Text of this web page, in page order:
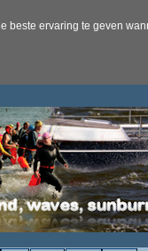
beste ervaring te geven